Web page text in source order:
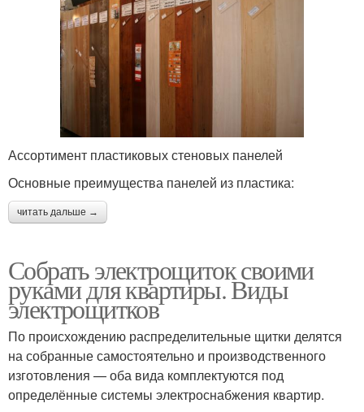
Ассортимент пластиковых стеновых панелей
Основные преимущества панелей из пластика:
читать дальше →
Собрать электрощиток своими
руками для квартиры. Виды
электрощитков
По происхождению распределительные щитки делятся
на собранные самостоятельно и производственного
изготовления — оба вида комплектуются под
определённые системы электроснабжения квартир.